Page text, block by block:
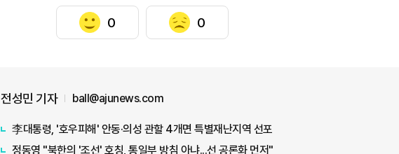
0 0
전성민 기자 ball@ajunews.com
李대통령, '호우피해' 안동·의성 관할 4개면 특별재난지역 선포
정동영 "북한의 '조선' 호칭, 통일부 방침 아냐...선 공론화 먼저"